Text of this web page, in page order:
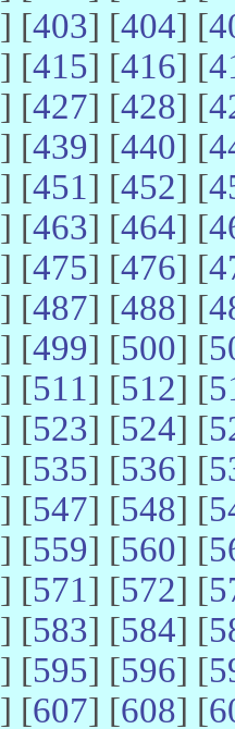
] [403] [404] [
] [415] [416] [
] [427] [428] [
] [439] [440] [
] [451] [452] [
] [463] [464] [
] [475] [476] [
] [487] [488] [
] [499] [500] [
] [511] [512] [
] [523] [524] [
] [535] [536] [
] [547] [548] [
] [559] [560] [
] [571] [572] [
] [583] [584] [
] [595] [596] [
] [607] [608] [